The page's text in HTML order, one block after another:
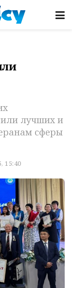
лучших и
сферы
15:40